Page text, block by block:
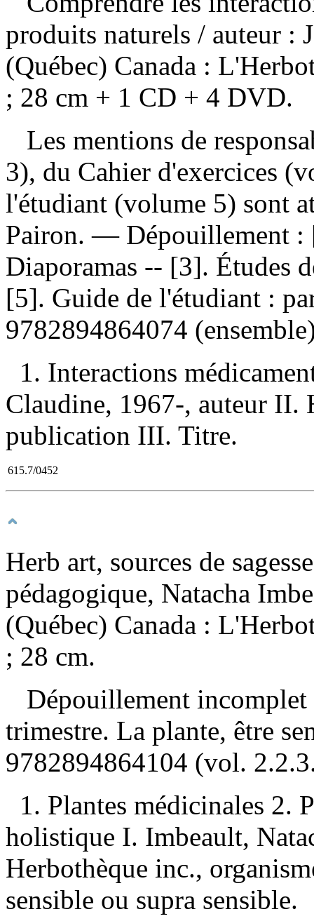
produits naturels / auteur :
(Québec) Canada :
; 28 cm + 1 CD + 4 DVD.
Les mentions de
3), du Cahier d'exercices
l'étudiant (volume 5) sont
Pairon. — Dépouillement :
Diaporamas -- [3]. Études
[5]. Guide de l'étudiant :
9782894864074
1. Interactions
Claudine, 1967-, auteur II.
publication III. Titre.
615.7/0452
Herb art, sources de
pédagogique, Natacha
(Québec) Canada :
; 28 cm.
Dépouillement
trimestre. La plante, être
9782894864104 (vol.
1. Plantes médicinales 2.
holistique I. Imbeault,
Herbothèque inc.,
sensible ou supra sensible.